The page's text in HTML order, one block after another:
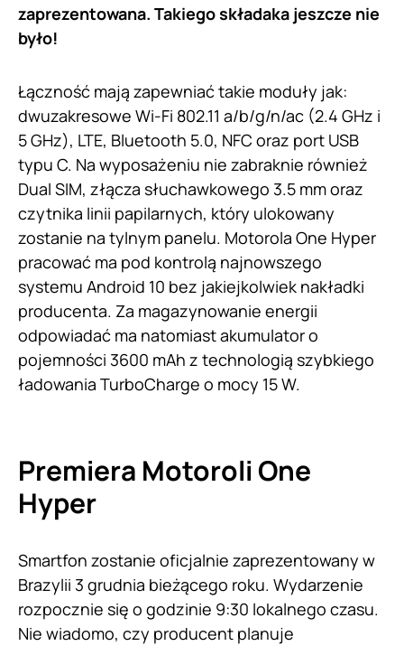
zaprezentowana. Takiego składaka jeszcze nie
było!
Łączność mają zapewniać takie moduły jak:
dwuzakresowe Wi-Fi 802.11 a/b/g/n/ac (2.4 GHz i
5 GHz), LTE, Bluetooth 5.0, NFC oraz port USB
typu C. Na wyposażeniu nie zabraknie również
Dual SIM, złącza słuchawkowego 3.5 mm oraz
czytnika linii papilarnych, który ulokowany
zostanie na tylnym panelu. Motorola One Hyper
pracować ma pod kontrolą najnowszego
systemu Android 10 bez jakiejkolwiek nakładki
producenta. Za magazynowanie energii
odpowiadać ma natomiast akumulator o
pojemności 3600 mAh z technologią szybkiego
ładowania TurboCharge o mocy 15 W.
Premiera Motoroli One
Hyper
Smartfon zostanie oficjalnie zaprezentowany w
Brazylii 3 grudnia bieżącego roku. Wydarzenie
rozpocznie się o godzinie 9:30 lokalnego czasu.
Nie wiadomo, czy producent planuje